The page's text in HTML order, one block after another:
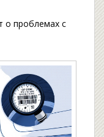
о проблемах с